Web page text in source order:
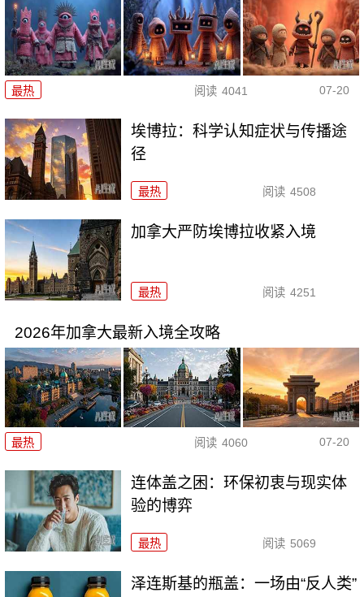
最热 阅读 4041 07-20
埃博拉：科学认知症状与传播途
径
最热 阅读 4508
加拿大严防埃博拉收紧入境
最热 阅读 4251
2026年加拿大最新入境全攻略
最热 阅读 4060 07-20
连体盖之困：环保初衷与现实体
验的博弈
最热 阅读 5069
泽连斯基的瓶盖：一场由“反人类”